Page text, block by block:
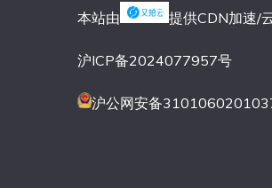
本站由 提供CDN加速/
沪ICP备2024077957号
沪公网安备